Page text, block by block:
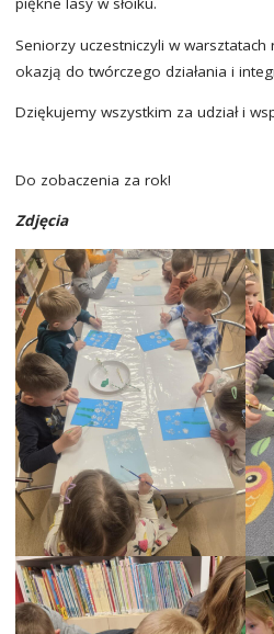
Seniorzy uczestniczyli w warsztatach
okazją do twórczego działania i
Dziękujemy wszystkim za udział i
Do zobaczenia za rok!
Zdjęcia